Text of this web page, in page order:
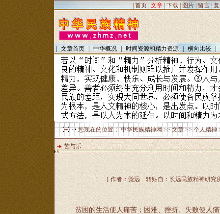
首页 文章 下载 图片 | 留言|
文章首页 中华概况 时间资源和精力资源 横向比较
您现在的位置：中华民族精神网>>文章>>个人精神
苦与乐
［ 作者：觉远 转贴自：长远民族精神研
贫困的生活使人痛苦；困难、挫折、失败使人